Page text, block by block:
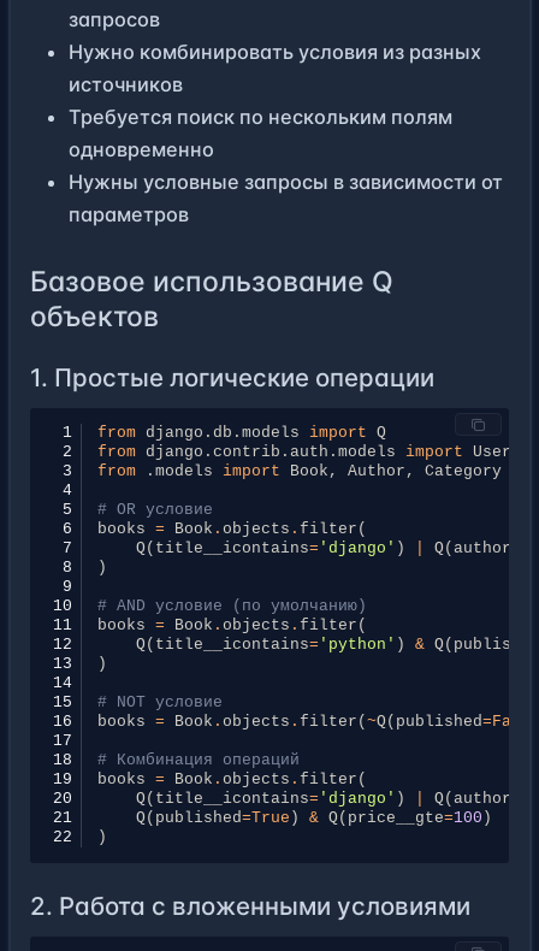
запросов
Нужно комбинировать условия из разных
источников
Требуется поиск по нескольким полям
одновременно
Нужны условные запросы в зависимости от
параметров
Базовое использование Q
объектов
1. Простые логические операции
1 from django.db.models import Q
2
from django.contrib.auth.models import
User
3
from .models import Book , Author ,
Category
4
5
# OR условие
6
books = Book . objects . filter (
7
Q ( title__icontains= 'django' ) Q (
8
)
9
10
# AND условие (по умолчанию)
11
books = Book . objects . filter (
12
Q ( title__icontains= 'python' ) & Q ( published
13
)
14
15
# NOT условие
16
books = Book . objects . filter ( ~Q ( published=False
17
18
# Комбинация операций
19
books = Book . objects . filter (
20
Q ( title__icontains= 'django' ) Q (
21
Q ( published=True ) & Q ( price__gte=100 )
22
)
2. Работа с вложенными условиями